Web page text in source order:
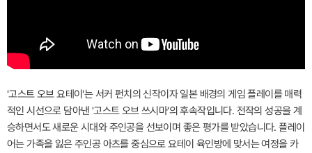
'고스트 오브 요테이'는 서커 펀치의 신작이자 일본 배경의 게임 플레이를 매력
적인 시선으로 담아낸 '고스트 오브 쓰시마'의 후속작입니다. 전작의 성공을 계
승하면서도 새로운 시대와 주인공을 선보이며 좋은 평가를 받았습니다. 플레이
어는 가족을 잃은 주인공 아츠를 중심으로 요테이 육인방에 맞서는 여정을 카